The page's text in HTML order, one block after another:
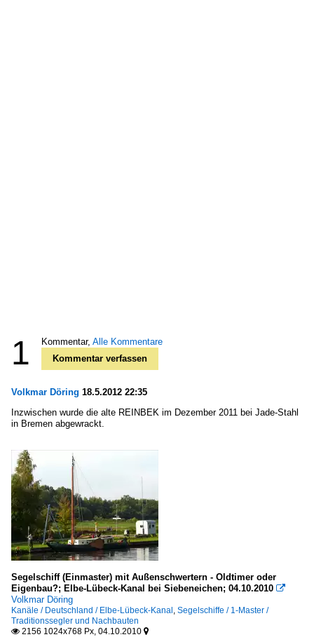
1 Kommentar, Alle Kommentare
Kommentar verfassen
Volkmar Döring 18.5.2012 22:35
Inzwischen wurde die alte REINBEK im Dezember 2011 bei Jade-Stahl
in Bremen abgewrackt.
Segelschiff (Einmaster) mit Außenschwertern - Oldtimer oder
Eigenbau?; Elbe-Lübeck-Kanal bei Siebeneichen; 04.10.2010 
Volkmar Döring
Kanäle / Deutschland / Elbe-Lübeck-Kanal , Segelschiffe / 1-Master /
Traditionssegler und Nachbauten
 2156 1024x768 Px, 04.10.2010 